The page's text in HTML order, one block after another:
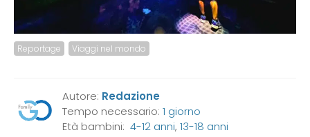
Reportage Viaggi nel mondo
Autore: Redazione
Tempo necessario: 1 giorno
Età bambini: 4-12 anni, 13-18 anni